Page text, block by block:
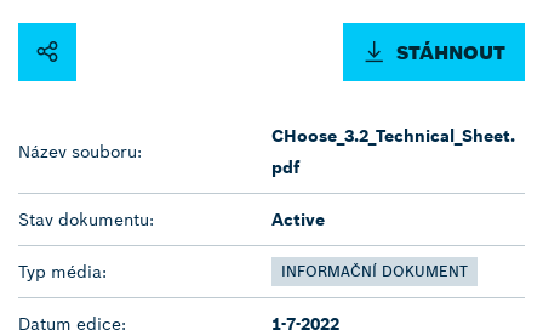
STÁHNOUT
Název souboru:
CHoose_3.2_Technical_Sheet.
pdf
Stav dokumentu: Active
Typ média: INFORMAČNÍ DOKUMENT
Datum edice: 1-7-2022